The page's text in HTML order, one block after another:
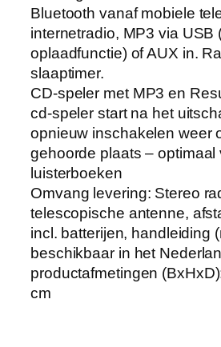
Bluetooth vanaf mobiele
internetradio, MP3 via USB
oplaadfunctie) of AUX in.
slaaptimer.
CD-speler met MP3 en
cd-speler start na het
opnieuw inschakelen weer
gehoorde plaats – optimaal
luisterboeken
Omvang levering: Stereo
telescopische antenne,
incl. batterijen, handleiding
beschikbaar in het
productafmetingen
cm